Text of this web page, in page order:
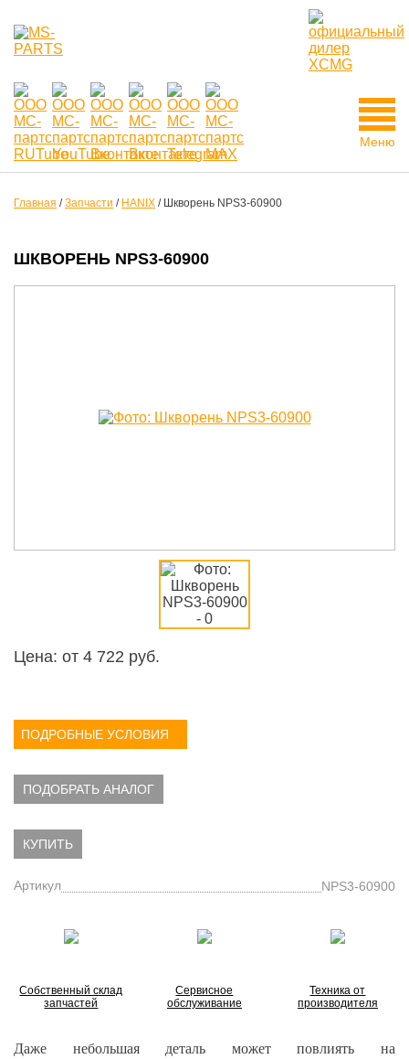
Меню
Главная /Запчасти / HANIX / Шкворень NPS3-60900
ШКВОРЕНЬ NPS3-60900
Цена: от 4 722 руб.
ПОДРОБНЫЕ УСЛОВИЯ
ПОДОБРАТЬ АНАЛОГ
КУПИТЬ
Артикул NPS3-60900
Собственный склад
запчастей
Сервисное
обслуживание
Техника от
производителя
Даже небольшая деталь может повлиять на